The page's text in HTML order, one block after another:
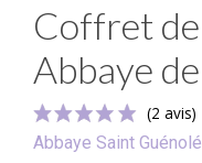
Coffret
Abbaye
Abbaye Saint